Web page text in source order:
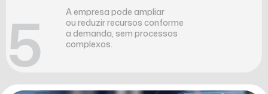
A empresa pode ampliar
ou reduzir recursos conforme
a demanda, sem processos
complexos.